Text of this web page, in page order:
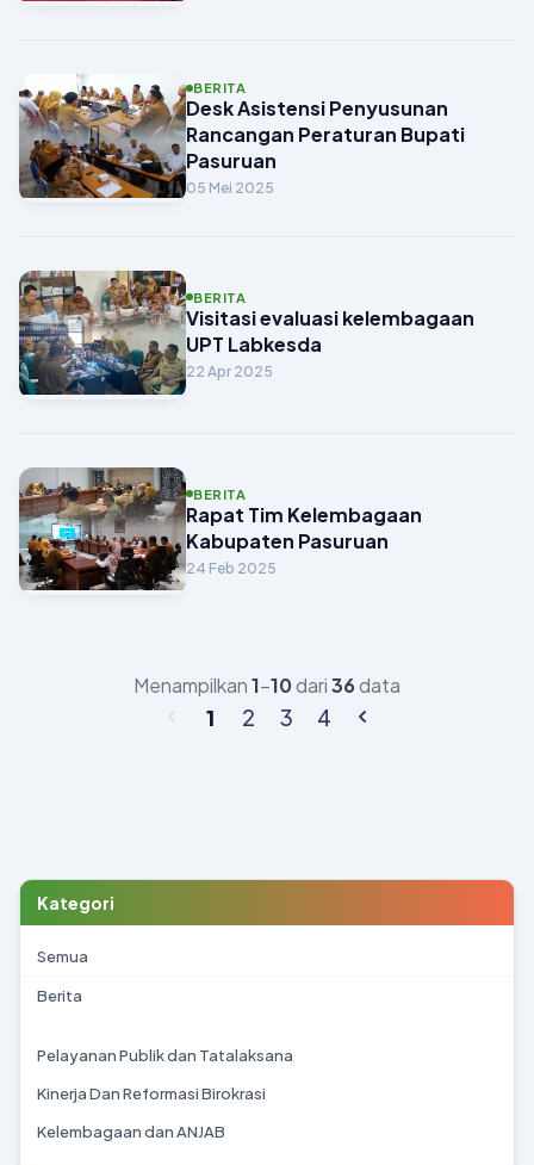
BERITA
Desk Asistensi Penyusunan
Rancangan Peraturan Bupati
Pasuruan
05 Mei 2025
BERITA
Visitasi evaluasi kelembagaan
UPT Labkesda
22 Apr 2025
BERITA
Rapat Tim Kelembagaan
Kabupaten Pasuruan
24 Feb 2025
Menampilkan1–10dari36data
1 2 3 4
Kategori
Semua
Berita
Pelayanan Publik dan Tatalaksana
Kinerja Dan Reformasi Birokrasi
Kelembagaan dan ANJAB